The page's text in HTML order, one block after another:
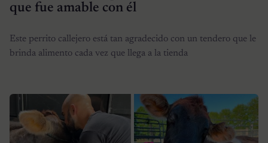
que fue amable con él
Este perrito callejero está tan agradecido con un tendero que le
brinda alimento cada vez que llega a la tienda